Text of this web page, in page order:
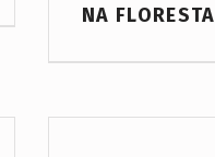
NA FLORESTA